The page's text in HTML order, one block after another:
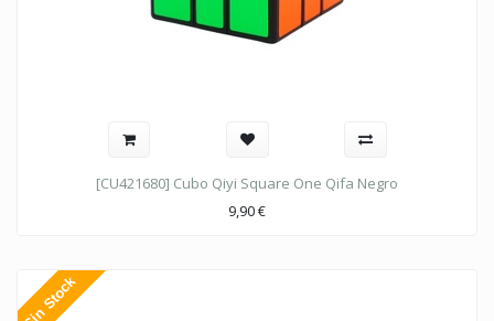
[CU421680] Cubo Qiyi Square One Qifa Negro
9,90€
Sin Stock